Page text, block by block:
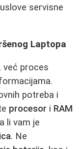
servisne
Laptopa
već proces
potreba i
procesor i RAM
li vam je
. Ne